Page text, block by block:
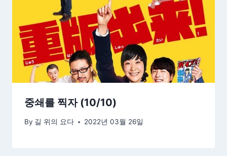
중쇄를 찍자 (10/10)
By 길 위의 요다 2022년 03월 26일